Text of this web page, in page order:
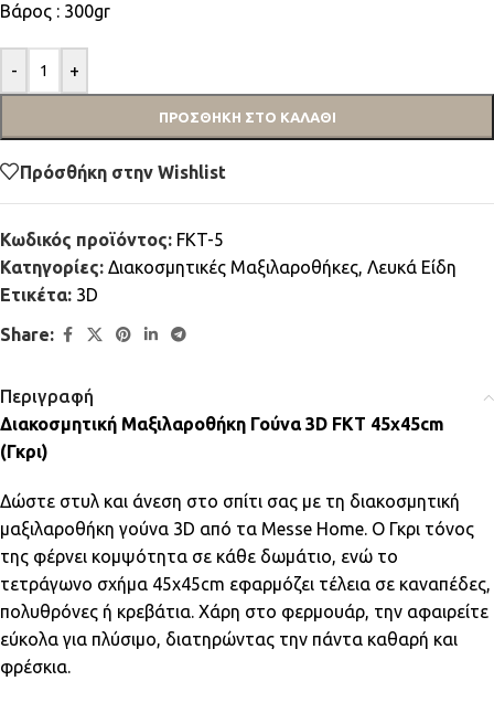
Βάρος : 300gr
- +
ΠΡΟΣΘΉΚΗ ΣΤΟ ΚΑΛΆΘΙ
Πρόσθήκη στην Wishlist
Κωδικός προϊόντος: FKT-5
Κατηγορίες: Διακοσμητικές Μαξιλαροθήκες, Λευκά Είδη
Ετικέτα: 3D
Share:
Περιγραφή
Διακοσμητική Μαξιλαροθήκη Γούνα 3D FKT 45x45cm
(Γκρι)
Δώστε στυλ και άνεση στο σπίτι σας με τη διακοσμητική
μαξιλαροθήκη γούνα 3D από τα Messe Home. Ο Γκρι τόνος
της φέρνει κομψότητα σε κάθε δωμάτιο, ενώ το
τετράγωνο σχήμα 45x45cm εφαρμόζει τέλεια σε καναπέδες,
πολυθρόνες ή κρεβάτια. Χάρη στο φερμουάρ, την αφαιρείτε
εύκολα για πλύσιμο, διατηρώντας την πάντα καθαρή και
φρέσκια.